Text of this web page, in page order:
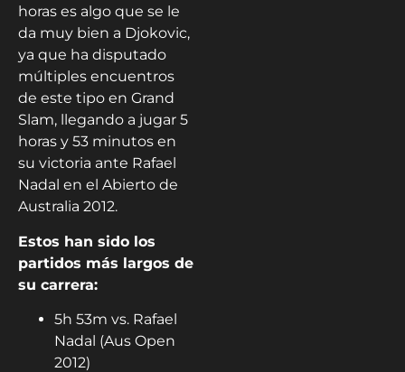
horas es algo que se le
da muy bien a Djokovic,
ya que ha disputado
múltiples encuentros
de este tipo en Grand
Slam, llegando a jugar 5
horas y 53 minutos en
su victoria ante Rafael
Nadal en el Abierto de
Australia 2012.
Estos han sido los
partidos más largos de
su carrera:
5h 53m vs. Rafael
Nadal (Aus Open
2012)